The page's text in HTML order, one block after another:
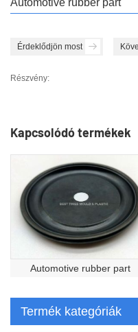
Érdeklődjön most
Részvény:
Kapcsolódó termékek
Automotive rubber part
Termék kategóriák